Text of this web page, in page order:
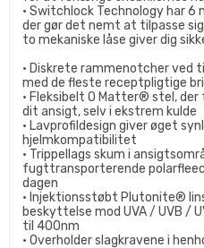
• Switchlock Technology har
der gør det nemt at tilpasse
to mekaniske låse giver dig
• Diskrete rammenotcher ved
med de fleste receptpligtige
• Fleksibelt O Matter® stel,
dit ansigt, selv i ekstrem kulde
• Lavprofildesign giver øget
hjelmkompatibilitet
• Trippellags skum i
fugttransporterende
dagen
• Injektionsstøbt Plutonite®
beskyttelse mod UVA / UVB /
til 400nm
• Overholder slagkravene i